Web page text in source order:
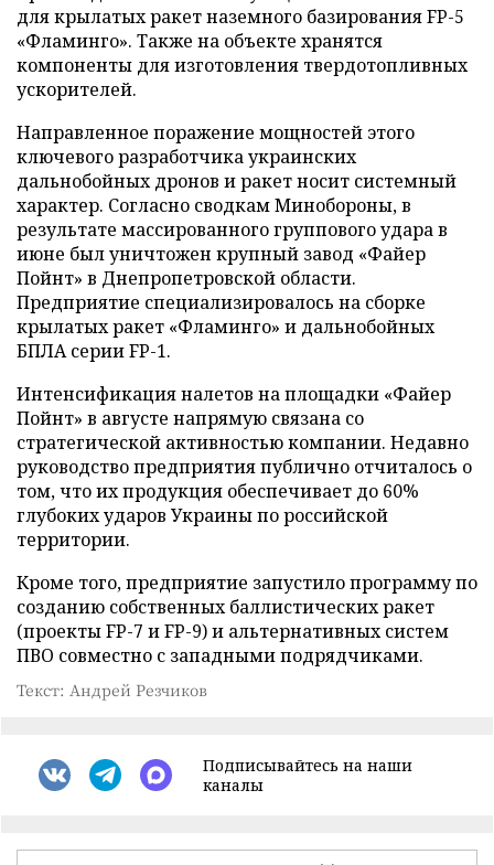
для крылатых ракет наземного базирования FP-5
«Фламинго». Также на объекте хранятся
компоненты для изготовления твердотопливных
ускорителей.
Направленное поражение мощностей этого
ключевого разработчика украинских
дальнобойных дронов и ракет носит системный
характер. Согласно сводкам Минобороны, в
результате массированного группового удара в
июне был уничтожен крупный завод «Файер
Пойнт» в Днепропетровской области.
Предприятие специализировалось на сборке
крылатых ракет «Фламинго» и дальнобойных
БПЛА серии FP-1.
Интенсификация налетов на площадки «Файер
Пойнт» в августе напрямую связана со
стратегической активностью компании. Недавно
руководство предприятия публично отчиталось о
том, что их продукция обеспечивает до 60%
глубоких ударов Украины по российской
территории.
Кроме того, предприятие запустило программу по
созданию собственных баллистических ракет
(проекты FP-7 и FP-9) и альтернативных систем
ПВО совместно с западными подрядчиками.
Текст: Андрей Резчиков
Подписывайтесь на наши
каналы